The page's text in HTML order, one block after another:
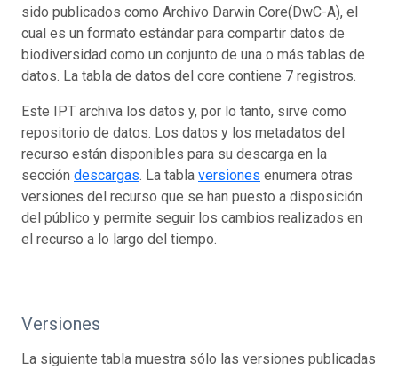
sido publicados como Archivo Darwin Core(DwC-A), el
cual es un formato estándar para compartir datos de
biodiversidad como un conjunto de una o más tablas de
datos. La tabla de datos del core contiene 7 registros.
Este IPT archiva los datos y, por lo tanto, sirve como
repositorio de datos. Los datos y los metadatos del
recurso están disponibles para su descarga en la
sección descargas. La tabla versiones enumera otras
versiones del recurso que se han puesto a disposición
del público y permite seguir los cambios realizados en
el recurso a lo largo del tiempo.
Versiones
La siguiente tabla muestra sólo las versiones publicadas